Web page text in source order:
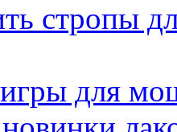
стропы
игры для